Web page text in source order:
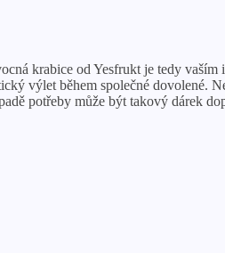
krabice od Yesfrukt je tedy vaším
výlet během společné dovolené.
potřeby může být takový dárek